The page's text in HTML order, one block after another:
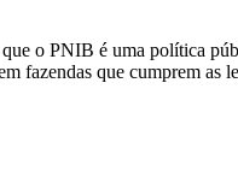
o PNIB é uma política
fazendas que cumprem as